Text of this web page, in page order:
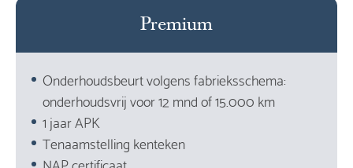
Premium
Onderhoudsbeurt volgens fabrieksschema:
onderhoudsvrij voor 12 mnd of 15.000 km
1 jaar APK
Tenaamstelling kenteken